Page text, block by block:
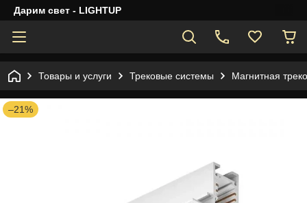
Дарим свет - LIGHTUP
Товары и услуги Трековые системы Магнитная
–21%